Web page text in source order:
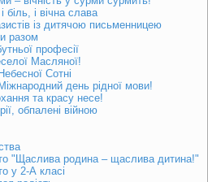
біль, і вічна слава
із дитячою письменницею
разом
професії
Масляної!
Сотні
день рідної мови!
та красу несе!
обпалені війною
"Щаслива родина – щаслива дитина!"
у 2-А класі